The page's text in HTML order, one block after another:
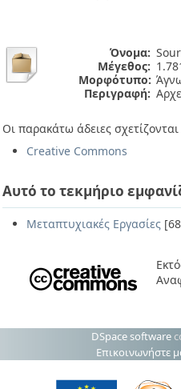
Όνομα:
Μέγεθος:
Μορφότυπο:
Περιγραφή:
Οι παρακάτω άδειες
Creative Commons
Αυτό το τεκμήριο
Μεταπτυχιακές Εργασίες
DSpace software
Επικοινωνήστε